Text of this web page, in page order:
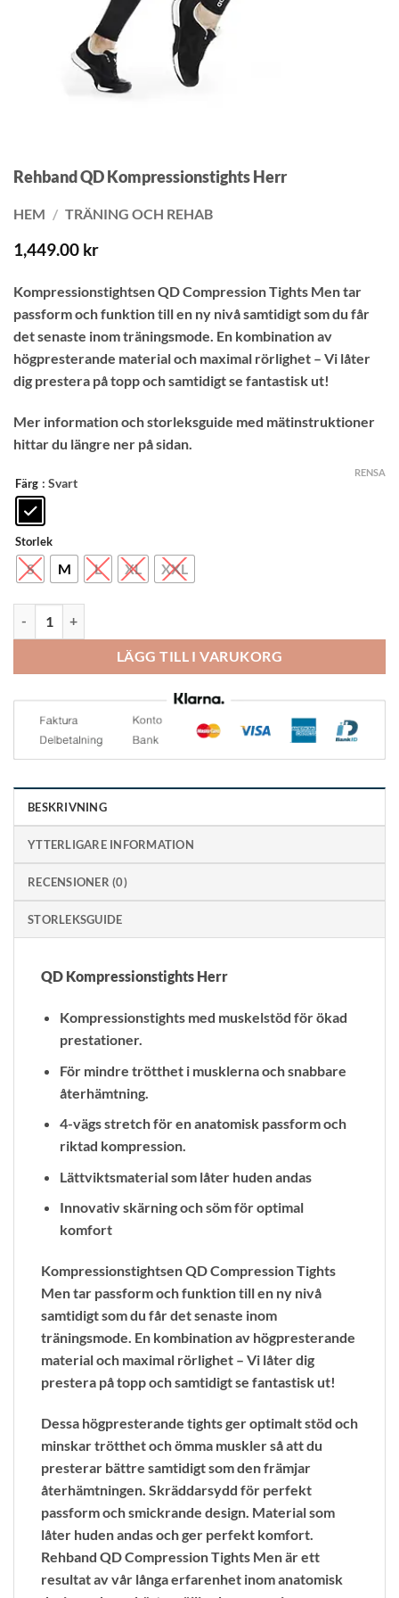
Rehband QD Kompressionstights Herr
HEM / TRÄNING OCH REHAB
1,449.00 kr
Kompressionstightsen QD Compression Tights Men tar
passform och funktion till en ny nivå samtidigt som du får
det senaste inom träningsmode. En kombination av
högpresterande material och maximal rörlighet – Vi låter
dig prestera på topp och samtidigt se fantastisk ut!
Mer information och storleksguide med mätinstruktioner
hittar du längre ner på sidan.
Färg : Svart
Storlek
S M L XL XXL
RENSA
LÄGG TILL I VARUKORG
BESKRIVNING
YTTERLIGARE INFORMATION
RECENSIONER (0)
STORLEKSGUIDE
QD Kompressionstights Herr
Kompressionstights med muskelstöd för ökad
prestationer.
För mindre trötthet i musklerna och snabbare
återhämtning.
4-vägs stretch för en anatomisk passform och
riktad kompression.
Lättviktsmaterial som låter huden andas
Innovativ skärning och söm för optimal
komfort
Kompressionstightsen QD Compression Tights
Men tar passform och funktion till en ny nivå
samtidigt som du får det senaste inom
träningsmode. En kombination av högpresterande
material och maximal rörlighet – Vi låter dig
prestera på topp och samtidigt se fantastisk ut!
Dessa högpresterande tights ger optimalt stöd och
minskar trötthet och ömma muskler så att du
presterar bättre samtidigt som den främjar
återhämtningen. Skräddarsydd för perfekt
passform och smickrande design. Material som
låter huden andas och ger perfekt komfort.
Rehband QD Compression Tights Men är ett
resultat av vår långa erfarenhet inom anatomisk